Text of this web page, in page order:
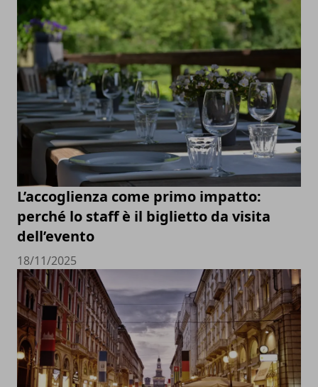
L’accoglienza come primo impatto:
perché lo staff è il biglietto da visita
dell’evento
18/11/2025